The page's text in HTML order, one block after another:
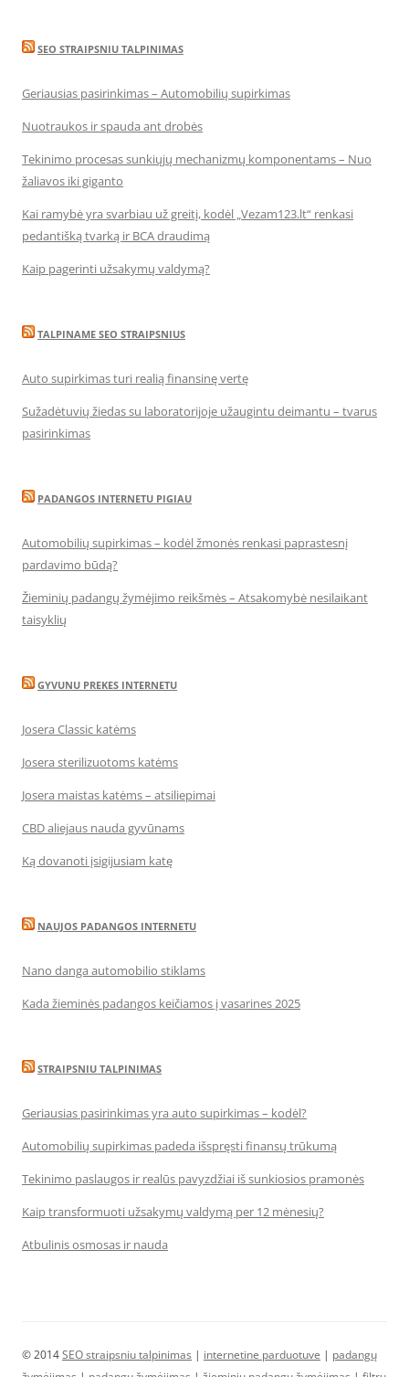
SEO STRAIPSNIU TALPINIMAS
Geriausias pasirinkimas – Automobilių supirkimas
Nuotraukos ir spauda ant drobės
Tekinimo procesas sunkiųjų mechanizmų komponentams – Nuo
žaliavos iki giganto
Kai ramybė yra svarbiau už greitį, kodėl „Vezam123.lt“ renkasi
pedantišką tvarką ir BCA draudimą
Kaip pagerinti užsakymų valdymą?
TALPINAME SEO STRAIPSNIUS
Auto supirkimas turi realią finansinę vertę
Sužadėtuvių žiedas su laboratorijoje užaugintu deimantu – tvarus
pasirinkimas
PADANGOS INTERNETU PIGIAU
Automobilių supirkimas – kodėl žmonės renkasi paprastesnį
pardavimo būdą?
Žieminių padangų žymėjimo reikšmės – Atsakomybė nesilaikant
taisyklių
GYVUNU PREKES INTERNETU
Josera Classic katėms
Josera sterilizuotoms katėms
Josera maistas katėms – atsiliepimai
CBD aliejaus nauda gyvūnams
Ką dovanoti įsigijusiam katę
NAUJOS PADANGOS INTERNETU
Nano danga automobilio stiklams
Kada žieminės padangos keičiamos į vasarines 2025
STRAIPSNIU TALPINIMAS
Geriausias pasirinkimas yra auto supirkimas – kodėl?
Automobilių supirkimas padeda išspręsti finansų trūkumą
Tekinimo paslaugos ir realūs pavyzdžiai iš sunkiosios pramonės
Kaip transformuoti užsakymų valdymą per 12 mėnesių?
Atbulinis osmosas ir nauda
© 2014SEO straipsniu talpinimas | internetine parduotuve | padangų